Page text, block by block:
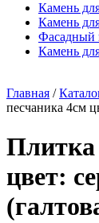
Камень
Камень
Фасадный
Камень
Главная /
песчаника 4см
Плитка
цвет: